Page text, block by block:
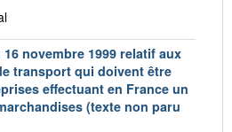
16 novembre 1999 relatif aux
transport qui doivent être
effectuant en France un
(texte non paru